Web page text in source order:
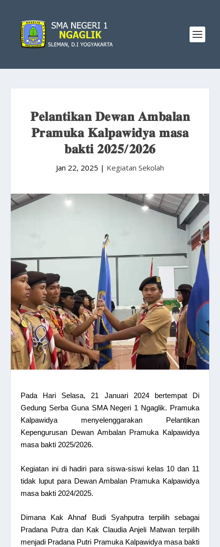
𝐏𝐞𝐥𝐚𝐧𝐭𝐢𝐤𝐚𝐧 𝐃𝐞𝐰𝐚𝐧 𝐀𝐦𝐛𝐚𝐥𝐚𝐧
𝐏𝐫𝐚𝐦𝐮𝐤𝐚 𝐊𝐚𝐥𝐩𝐚𝐰𝐢𝐝𝐲𝐚 𝐦𝐚𝐬𝐚
𝐛𝐚𝐤𝐭𝐢 𝟐𝟎𝟐𝟓/𝟐𝟎𝟐𝟔
Jan 22, 2025 | Kegiatan Sekolah
Pada Hari Selasa, 21 Januari 2024 bertempat Di
Gedung Serba Guna SMA Negeri 1 Ngaglik. Pramuka
Kalpawidya menyelenggarakan Pelantikan
Kepengurusan Dewan Ambalan Pramuka Kalpawidya
masa bakti 2025/2026.
Kegiatan ini di hadiri para siswa-siswi kelas 10 dan 11
tidak luput para Dewan Ambalan Pramuka Kalpawidya
masa bakti 2024/2025.
Dimana Kak Ahnaf Budi Syahputra terpilih sebagai
Pradana Putra dan Kak Claudia Anjeli Matwan terpilih
menjadi Pradana Putri Pramuka Kalpawidya masa bakti